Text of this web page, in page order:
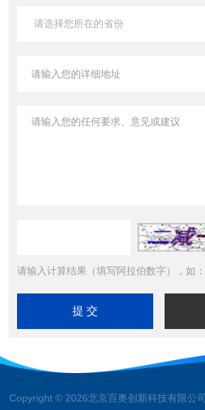
请输入计算结果（填写阿拉伯数字），如
Copyright © 2026北京百奥创新科技有限公